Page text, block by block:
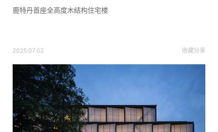
鹿特丹首座全高度木结构住宅楼
2025.07.02 收藏分享